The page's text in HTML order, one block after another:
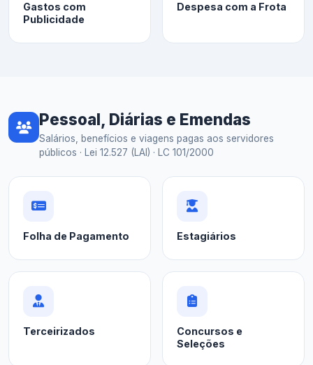
Gastos com
Publicidade
Despesa com a Frota
Pessoal, Diárias e Emendas
Salários, benefícios e viagens pagas aos servidores
públicos · Lei 12.527 (LAI) · LC 101/2000
Folha de Pagamento Estagiários
Terceirizados
Concursos e
Seleções